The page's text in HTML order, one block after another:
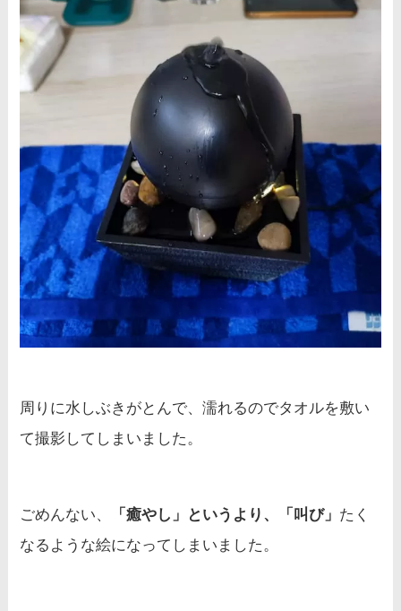
周りに水しぶきがとんで、濡れるのでタオルを敷い
て撮影してしまいました。
ごめんない、 「癒やし」というより、「叫び」 たく
なるような絵になってしまいました。